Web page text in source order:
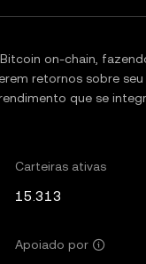
on-chain,
retornos sobre
que se
Carteiras ativas
15.313
Apoiado por